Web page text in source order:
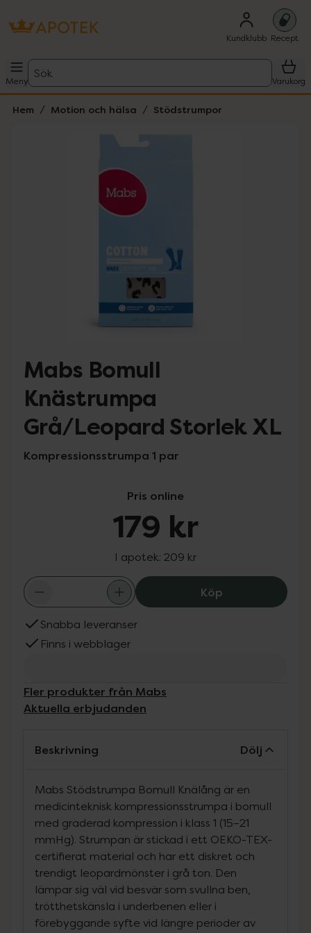
Kundklubb Recept
Meny
Sök
Varukorg
Hem Motion och hälsa Stödstrumpor
Mabs Bomull
Knästrumpa
Grå/Leopard Storlek XL
Kompressionsstrumpa 1 par
Pris online
179 kr
I apotek: 209 kr
KöpMabs Bomull
Snabba leveranser
Finns i webblager
Fler produkter från Mabs
Aktuella erbjudanden
Beskrivning Dölj
Mabs Stödstrumpa Bomull Knälång är en
medicinteknisk kompressionsstrumpa i bomull
med graderad kompression i klass 1 (15–21
mmHg). Strumpan är stickad i ett OEKO-TEX-
certifierat material och har ett diskret och
trendigt leopardmönster i grå ton. Den
lämpar sig väl vid besvär som svullna ben,
trötthetskänsla i underbenen eller i
förebyggande syfte vid längre perioder av